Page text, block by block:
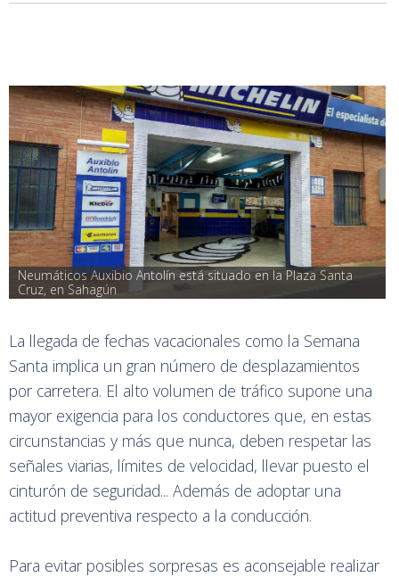
Neumáticos Auxibio Antolín está situado en la Plaza Santa
Cruz, en Sahagún
La llegada de fechas vacacionales como la Semana
Santa implica un gran número de desplazamientos
por carretera. El alto volumen de tráfico supone una
mayor exigencia para los conductores que, en estas
circunstancias y más que nunca, deben respetar las
señales viarias, límites de velocidad, llevar puesto el
cinturón de seguridad... Además de adoptar una
actitud preventiva respecto a la conducción.
Para evitar posibles sorpresas es aconsejable realizar